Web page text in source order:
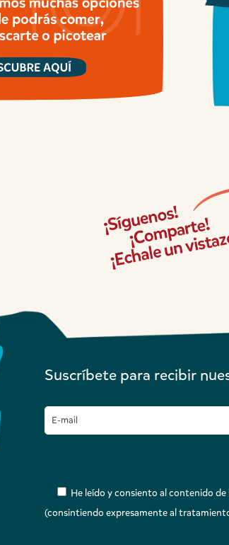
Suscríbete para recibir
He leído y consiento al contenido
(consintiendo expresamente al